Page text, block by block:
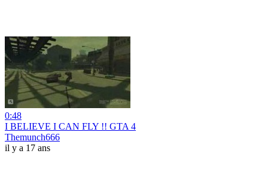
0:48
I BELIEVE I CAN FLY !! GTA 4
Themunch666
il y a 17 ans